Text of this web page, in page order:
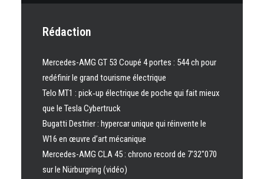
Rédaction
Mercedes-AMG GT 53 Coupé 4 portes : 544 ch pour
redéfinir le grand tourisme électrique
Telo MT1 : pick‑up électrique de poche qui fait mieux
que le Tesla Cybertruck
Bugatti Destrier : hypercar unique qui réinvente le
W16 en œuvre d’art mécanique
Mercedes-AMG CLA 45 : chrono record de 7’32″070
sur le Nürburgring (vidéo)